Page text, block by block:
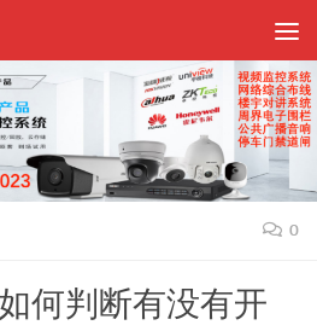
0
何判断有没有开